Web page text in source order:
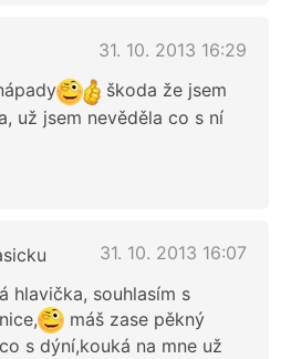
31. 10. 2013 16:29
škoda že jsem
už jsem nevěděla co s ní
31. 10. 2013 16:07
hlavička, souhlasím s
máš zase pěkný
s dýní,kouká na mne už